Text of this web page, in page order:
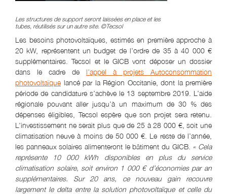
Les structures de support seront laissées en place et les
tubes, réutilisés sur un autre site. ©Tecsol
Les besoins photovoltaïques, estimés en première approche à
20 kW, représentent un budget de l’ordre de 35 à 40 000 €
supplémentaires. Tecsol et le GICB vont déposer un dossier
dans le cadre de l’appel à projets Autoconsommation
photovoltaïque lancé par la Région Occitanie, dont la première
période de candidature s’achève le 13 septembre 2019. L’aide
régionale pouvant aller jusqu’à un maximum de 30 % des
dépenses éligibles, Tecsol espère que son projet sera retenu.
L’investissement ne serait plus que de 25 à 28 000 €, soit une
climatisation neuve à moins de 50 000 €. Le reste de l’année,
les panneaux solaires alimenteront le bâtiment du GICB. « Cela
représente 10 000 kWh disponibles en plus du service
climatisation solaire, soit environ 1 000 € d’économies par an
supplémentaires. Sur 20 ans, ce nouveau gain recouvre
largement le delta entre la solution photovoltaïque et celle du